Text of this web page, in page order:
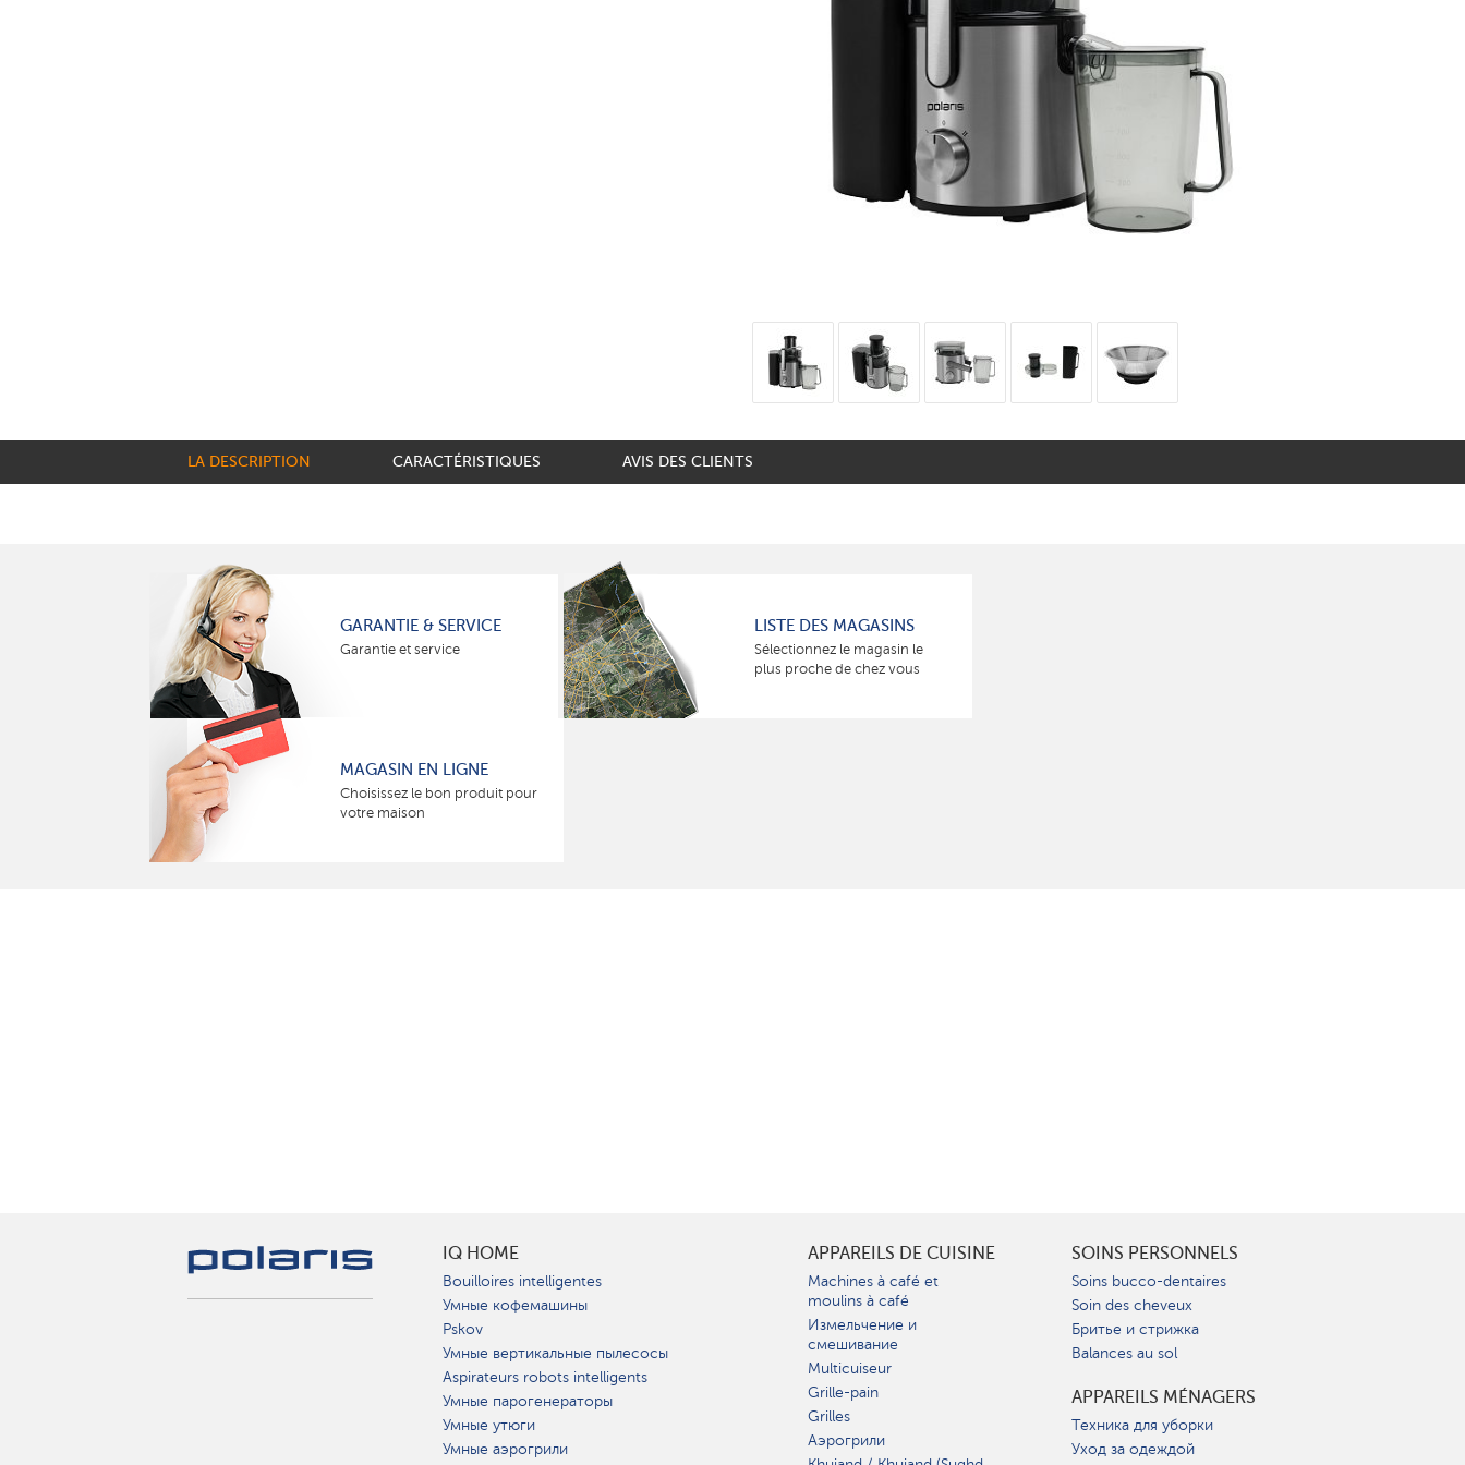
LA DESCRIPTION CARACTÉRISTIQUES AVIS DES CLIENTS
GARANTIE & SERVICE
Garantie et service
LISTE DES MAGASINS
Sélectionnez le magasin le
plus proche de chez vous
MAGASIN EN LIGNE
Choisissez le bon produit pour
votre maison
IQ HOME
Bouilloires intelligentes
Умные кофемашины
Pskov
Умные вертикальные пылесосы
Aspirateurs robots intelligents
Умные парогенераторы
Умные утюги
Умные аэрогрили
APPAREILS DE CUISINE
Machines à café et
moulins à café
Измельчение и
смешивание
Multicuiseur
Grille-pain
Grilles
Аэрогрили
SOINS PERSONNELS
Soins bucco-dentaires
Soin des cheveux
Бритье и стрижка
Balances au sol
APPAREILS MÉNAGERS
Техника для уборки
Уход за одеждой